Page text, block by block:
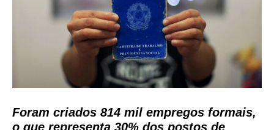
Foram criados 814 mil empregos formais,
o que representa 30% dos postos de